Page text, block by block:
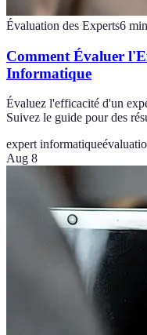
Évaluation des Experts6 min
Comment Évaluer
Informatique
Évaluez l'efficacité d'un
Suivez le guide pour des
expert informatique
Aug 8